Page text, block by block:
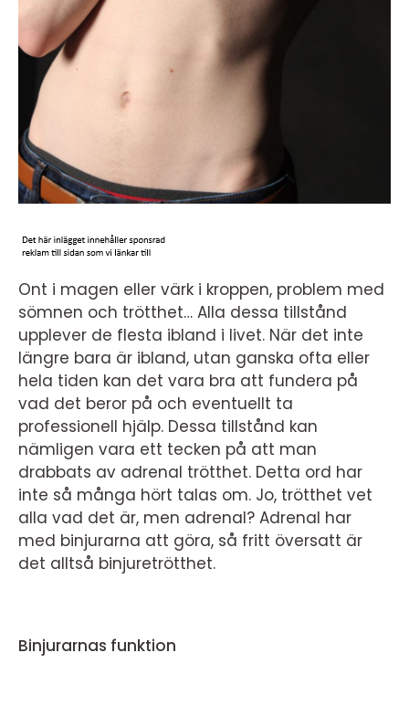
Ont i magen eller värk i kroppen, problem med
sömnen och trötthet… Alla dessa tillstånd
upplever de flesta ibland i livet. När det inte
längre bara är ibland, utan ganska ofta eller
hela tiden kan det vara bra att fundera på
vad det beror på och eventuellt ta
professionell hjälp. Dessa tillstånd kan
nämligen vara ett tecken på att man
drabbats av adrenal trötthet. Detta ord har
inte så många hört talas om. Jo, trötthet vet
alla vad det är, men adrenal? Adrenal har
med binjurarna att göra, så fritt översatt är
det alltså binjuretrötthet.
Binjurarnas funktion